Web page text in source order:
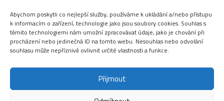
Abychom poskytli co nejlepší služby, používáme k ukládání a/nebo přístupu
k informacím o zařízení, technologie jako jsou soubory cookies. Souhlas s
těmito technologiemi nám umožní zpracovávat údaje, jako je chování při
procházení nebo jedinečná ID na tomto webu. Nesouhlas nebo odvolání
souhlasu může nepříznivě ovlivnit určité vlastnosti a funkce.
Přijmout
Kanál komentářů
Česká lokalizace